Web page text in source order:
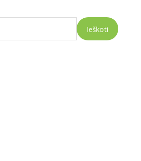
Ieškoti